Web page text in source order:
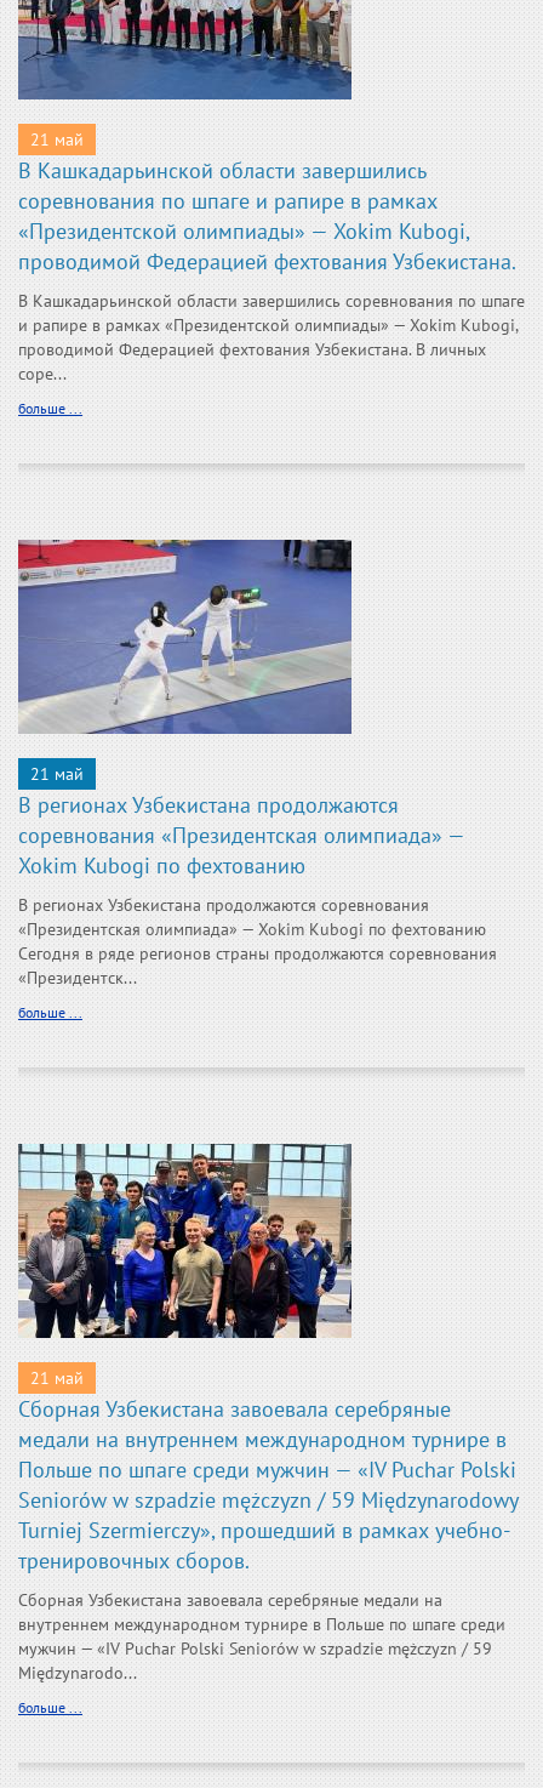
21 май
В Кашкадарьинской области завершились
соревнования по шпаге и рапире в рамках
«Президентской олимпиады» — Xokim Kubogi,
проводимой Федерацией фехтования Узбекистана.
В Кашкадарьинской области завершились соревнования по шпаге
и рапире в рамках «Президентской олимпиады» — Xokim Kubogi,
проводимой Федерацией фехтования Узбекистана. В личных
соре...
больше ...
21 май
В регионах Узбекистана продолжаются
соревнования «Президентская олимпиада» —
Xokim Kubogi по фехтованию
В регионах Узбекистана продолжаются соревнования
«Президентская олимпиада» — Xokim Kubogi по фехтованию
Сегодня в ряде регионов страны продолжаются соревнования
«Президентск...
больше ...
21 май
Сборная Узбекистана завоевала серебряные
медали на внутреннем международном турнире в
Польше по шпаге среди мужчин — «IV Puchar Polski
Seniorów w szpadzie mężczyzn / 59 Międzynarodowy
Turniej Szermierczy», прошедший в рамках учебно-
тренировочных сборов.
Сборная Узбекистана завоевала серебряные медали на
внутреннем международном турнире в Польше по шпаге среди
мужчин — «IV Puchar Polski Seniorów w szpadzie mężczyzn / 59
Międzynarodo...
больше ...